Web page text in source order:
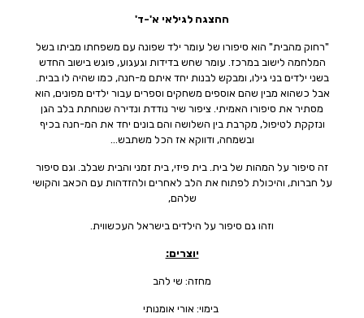
ההצגה לגילאי א'-ד'
"רחוק מהבית" הוא סיפורו של עומר ילד שפונה עם משפחתו מביתו בשל
המלחמה לישוב במרכז. עומר שחש בדידות וגעגוע, פוגש בישוב החדש
בשני ילדים בני גילו, ומבקש לבנות יחד איתם מ-חנה, כמו שהיה לו בבית.
אבל כשהוא מבין שהם אוספים משחקים וספרים עבור ילדים מפונים, הוא
מסתיר את סיפורו האמיתי. ציפור שיר נודדת ונדירה שנוחתת בלב הגן
ונזקקת לטיפול, מקרבת בין השלושה והם בונים יחד את המ-חנה בכיף
ובשמחה, ודווקא אז הכל משתבש…
זה סיפור על המהות של בית. בית פיזי, בית זמני והבית שבלב. וגם סיפור
על חברות, והיכולת לפתוח את הלב לאחרים ולהזדהות עם הכאב והקושי
שלהם,
וזהו גם סיפור על הילדים בישראל העכשווית.
יוצרים:
מחזה: שי להב
בימוי: אורי אומנותי